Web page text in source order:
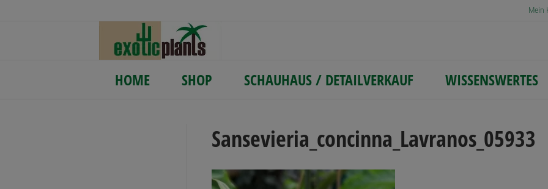
Mein
HOME SHOP SCHAUHAUS / DETAILVERKAUF WISSENSWERTES
Sansevieria_concinna_Lavranos_05933